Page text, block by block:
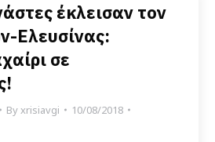
έκλεισαν τον
Ελευσίνας:
σε
Byxrisiavgi
10/08/2018